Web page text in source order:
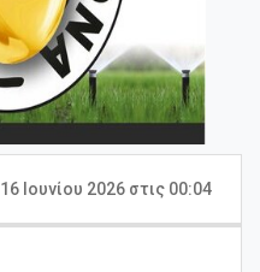
16 Ιουνίου 2026 στις 00:04